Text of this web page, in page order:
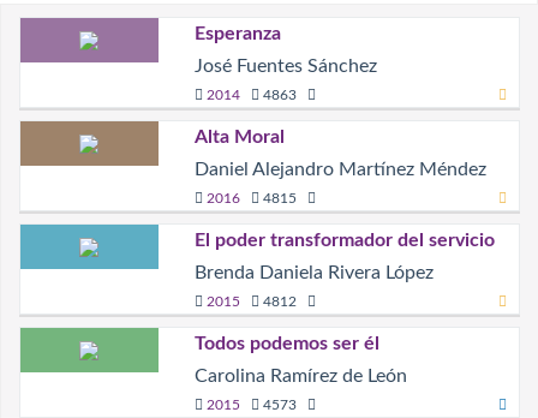
Esperanza
José Fuentes Sánchez
2014 4863
Alta Moral
Daniel Alejandro Martínez Méndez
2016 4815
El poder transformador del servicio
Brenda Daniela Rivera López
2015 4812
Todos podemos ser él
Carolina Ramírez de León
2015 4573